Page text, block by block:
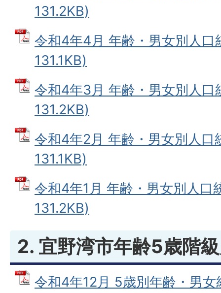
131.2KB)
令和4年4月 年齢・男女別人
131.1KB)
令和4年3月 年齢・男女別人
131.2KB)
令和4年2月 年齢・男女別人
131.1KB)
令和4年1月 年齢・男女別人口
131.2KB)
2. 宜野湾市年齢5歳階
令和4年12月 5歳別年齢・男